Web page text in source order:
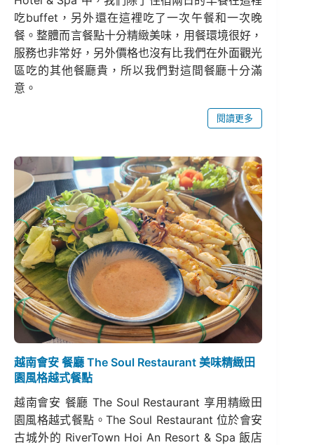
吃buffet，另外還在這裡吃了一次午餐和一次晚
餐。整體而言餐點十分精緻美味，用餐環境很好，
服務也非常好，另外價格也沒有比我們在外面觀光
區吃的其他餐廳貴，所以我們對這間餐廳十分滿
意。
閱讀更多
越南會安 餐廳 The Soul Restaurant 美味精緻田
園風格越式餐點
越南會安 餐廳 The Soul Restaurant 享用精緻田
園風格越式餐點。The Soul Restaurant 位於會安
古城外的 RiverTown Hoi An Resort & Spa 飯店